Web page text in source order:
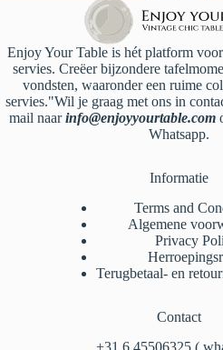
Enjoy Your Table is hét platform
servies. Creëer bijzondere
vondsten, waaronder een ruime
servies."Wil je graag met ons in
mail naarinfo@enjoyyourtable.com
Whatsapp.
Informatie
Terms and
Algemene
Privacy
Terugbetaal- en
Contact
‪+31 6 45506325‬ (